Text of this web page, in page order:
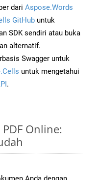
dari Aspose.Words
GitHub untuk
SDK sendiri atau buka
alternatif.
Swagger untuk
untuk mengetahui
.
Online: